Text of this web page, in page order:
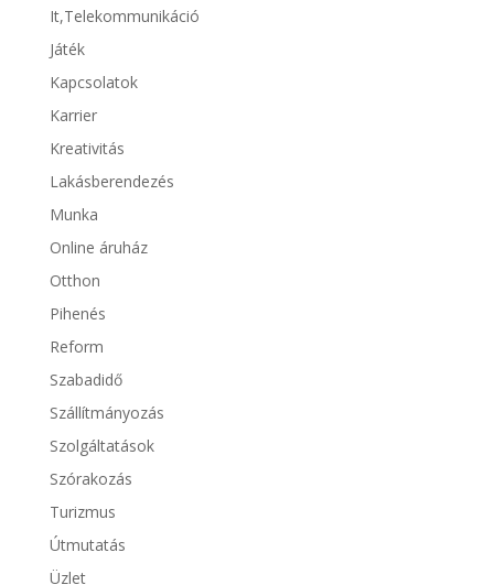
It,Telekommunikáció
Játék
Kapcsolatok
Karrier
Kreativitás
Lakásberendezés
Munka
Online áruház
Otthon
Pihenés
Reform
Szabadidő
Szállítmányozás
Szolgáltatások
Szórakozás
Turizmus
Útmutatás
Üzlet